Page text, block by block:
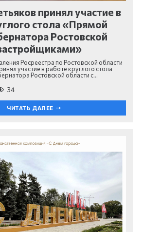
принял участие в
стола «Прямой
Ростовской
Росреестра по Ростовской области
участие в работе круглого стола
Ростовской области с…
34
ЧИТАТЬ ДАЛЕЕ